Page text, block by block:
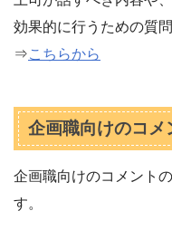
効果的に行うための質
⇒こちらから
企画職向けのコメ
企画職向けのコメント
す。